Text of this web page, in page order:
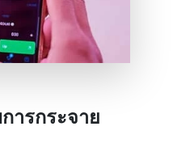
ารกระจาย